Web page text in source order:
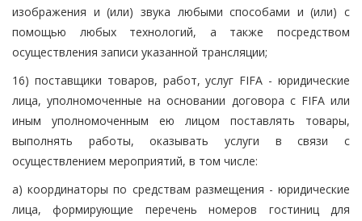
изображения и (или) звука любыми способами и (или) с
помощью любых технологий, а также посредством
осуществления записи указанной трансляции;
16) поставщики товаров, работ, услуг FIFA - юридические
лица, уполномоченные на основании договора с FIFA или
иным уполномоченным ею лицом поставлять товары,
выполнять работы, оказывать услуги в связи с
осуществлением мероприятий, в том числе:
а) координаторы по средствам размещения - юридические
лица, формирующие перечень номеров гостиниц для